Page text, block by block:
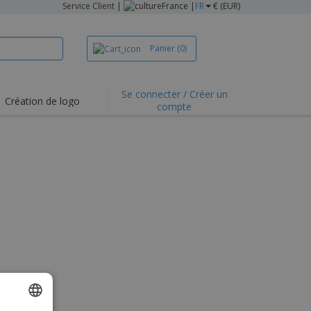
Service Client | France | FR € (EUR)
Panier (0)
Création de logo
Se connecter / Créer un
compte